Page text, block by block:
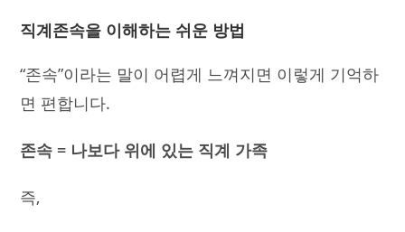
직계존속을 이해하는 쉬운 방법
“존속”이라는 말이 어렵게 느껴지면 이렇게 기억하
면 편합니다.
존속 = 나보다 위에 있는 직계 가족
즉,